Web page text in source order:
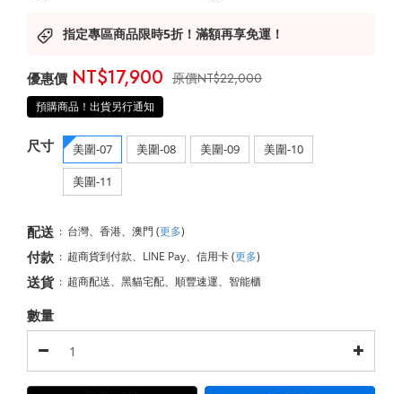
指定專區商品限時5折！滿額再享免運！
NT$22,000
NT$17,900
預購商品！出貨另行通知
尺寸 美圍-07 美圍-08 美圍-09
美圍-10
美圍-11
配送 : 台灣、香港、澳門 (更多)
付款 : 超商貨到付款、LINE Pay、信用卡(更多)
送貨 : 超商配送、黑貓宅配、順豐速運、智能櫃
數量